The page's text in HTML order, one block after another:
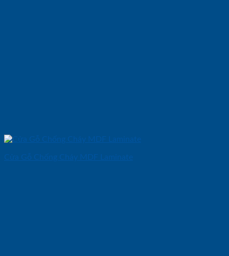
Cửa Gỗ Chống Cháy MDF Laminate